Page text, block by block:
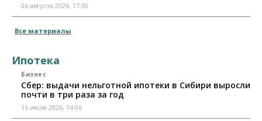
06 августа 2026, 17:30
Все материалы
Ипотека
Бизнес
Сбер: выдачи нельготной ипотеки в Сибири выросли
почти в три раза за год
16 июля 2026, 14:06